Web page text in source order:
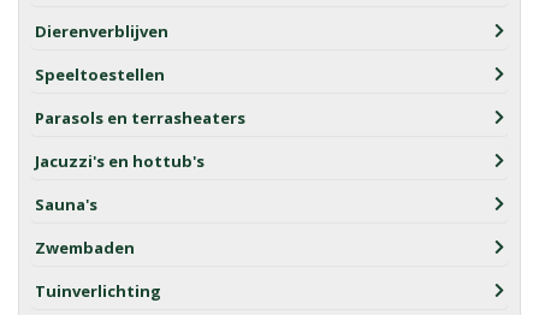
Dierenverblijven
Speeltoestellen
Parasols en terrasheaters
Jacuzzi's en hottub's
Sauna's
Zwembaden
Tuinverlichting